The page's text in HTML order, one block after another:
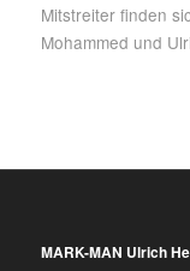
Mitstreiter finden
Mohammed und
MARK-MAN Ulrich